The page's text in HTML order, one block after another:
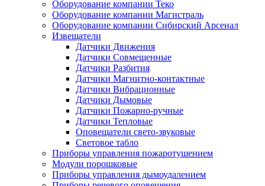
Оборудование компании Теко
Оборудование компании Магистраль
Оборудование компании Сибирский Арсенал
Извещатели
Датчики Движения
Датчики Совмещенные
Датчики Разбития
Датчики Магнитно-контактные
Датчики Вибрационные
Датчики Дымовые
Датчики Пожарно-ручные
Датчики Тепловые
Оповещатели свето-звуковые
Световое табло
Приборы управления пожаротушением
Модули порошковые
Приборы управления дымоудалением